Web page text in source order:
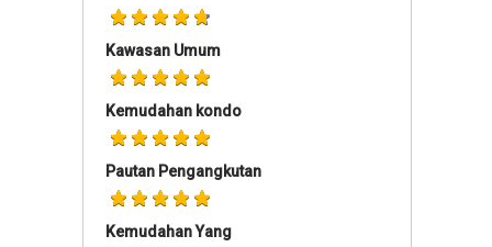
Kawasan Umum
Kemudahan kondo
Pautan Pengangkutan
Kemudahan Yang